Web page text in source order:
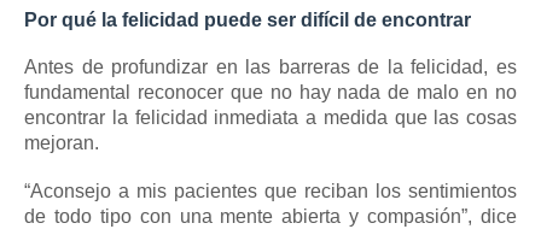
Por qué la felicidad puede ser difícil de encontrar
Antes de profundizar en las barreras de la felicidad, es
fundamental reconocer que no hay nada de malo en no
encontrar la felicidad inmediata a medida que las cosas
mejoran.
“Aconsejo a mis pacientes que reciban los sentimientos
de todo tipo con una mente abierta y compasión”, dice